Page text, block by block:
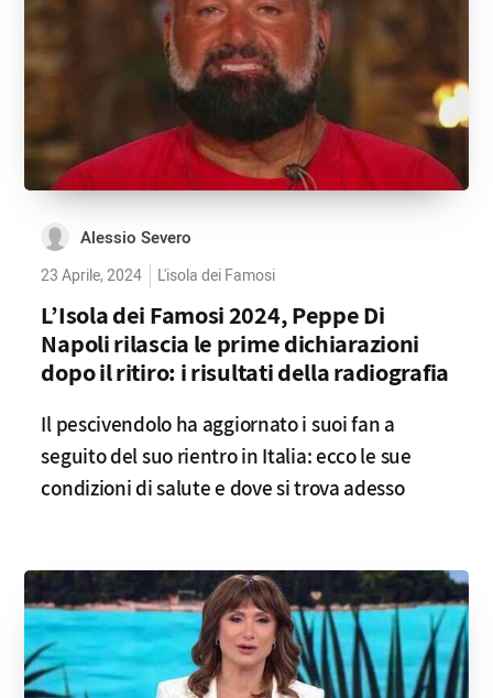
Alessio Severo
23 Aprile, 2024 L'isola dei Famosi
L’Isola dei Famosi 2024, Peppe Di
Napoli rilascia le prime dichiarazioni
dopo il ritiro: i risultati della radiografia
Il pescivendolo ha aggiornato i suoi fan a
seguito del suo rientro in Italia: ecco le sue
condizioni di salute e dove si trova adesso